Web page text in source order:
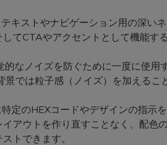
キストやナビゲーション用の深い
てCTAやアクセントとして機能す
なノイズを防ぐために一度に使用
では粒子感（ノイズ）を加えるこ
定のHEXコードやデザインの指示
アウトを作り直すことなく、配色
トできます。